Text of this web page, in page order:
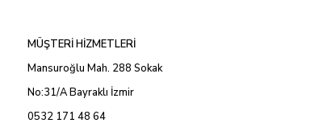
MÜŞTERİ HİZMETLERİ
Mansuroğlu Mah. 288 Sokak
No:31/A Bayraklı İzmir
0532 171 48 64